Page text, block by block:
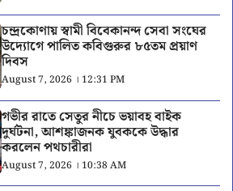
চন্দ্রকোণায় স্বামী বিবেকানন্দ সেবা সংঘের
উদ্যোগে পালিত কবিগুরুর ৮৫তম প্রয়াণ
দিবস
August 7, 2026 । 12:31 PM
গভীর রাতে সেতুর নীচে ভয়াবহ বাইক
দুর্ঘটনা, আশঙ্কাজনক যুবককে উদ্ধার
করলেন পথচারীরা
August 7, 2026 । 10:38 AM